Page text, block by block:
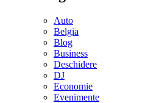
Auto
Belgia
Blog
Business
Deschidere
DJ
Economie
Evenimente